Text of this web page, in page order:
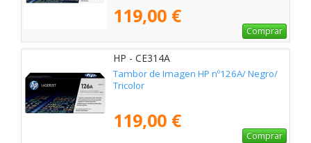
119,00 €
Comprar
HP - CE314A
Tambor de Imagen HP nº126A/ Negro/
Tricolor
119,00 €
Comprar